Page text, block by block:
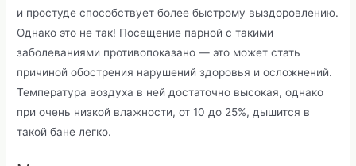
и простуде способствует более быстрому выздоровлению.
Однако это не так! Посещение парной с такими
заболеваниями противопоказано — это может стать
причиной обострения нарушений здоровья и осложнений.
Температура воздуха в ней достаточно высокая, однако
при очень низкой влажности, от 10 до 25%, дышится в
такой бане легко.